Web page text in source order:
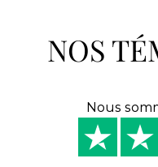
NOS
Nous